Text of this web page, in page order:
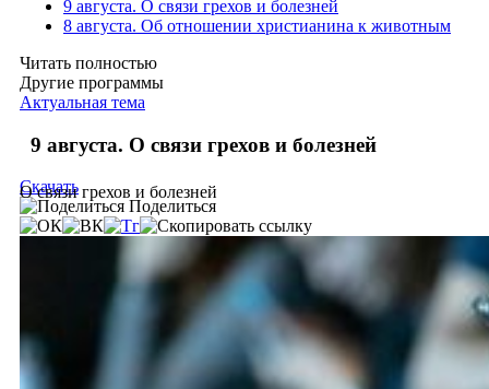
9 августа. О связи грехов и болезней
8 августа. Об отношении христианина к животным
Читать полностью
Другие программы
Актуальная тема
9 августа. О связи грехов и болезней
О связи грехов и болезней
Скачать
Поделиться